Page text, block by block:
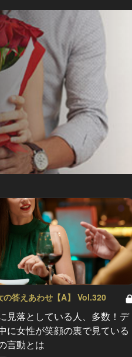
の答えあわせ【A】 Vol.320
見落としている人、多数！デ
に女性が笑顔の裏で見ている
言動とは